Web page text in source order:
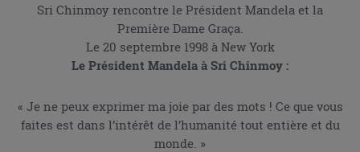
Sri Chinmoy rencontre le Président Mandela et la
Première Dame Graça.
Le 20 septembre 1998 à New York
Le Président Mandela à Sri Chinmoy :
« Je ne peux exprimer ma joie par des mots ! Ce que vous
faites est dans l’intérêt de l’humanité tout entière et du
monde. »